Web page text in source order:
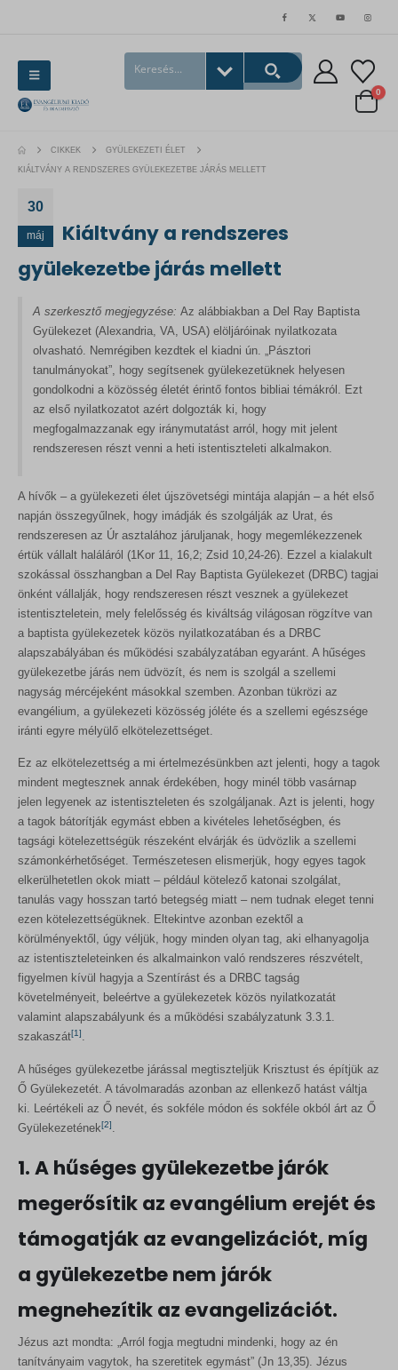
0
CIKKEK GYÜLEKEZETI ÉLET
KIÁLTVÁNY A RENDSZERES GYÜLEKEZETBE JÁRÁS MELLETT
30
máj
Kiáltvány a rendszeres
gyülekezetbe járás mellett
A szerkesztő megjegyzése: Az alábbiakban a Del Ray Baptista
Gyülekezet (Alexandria, VA, USA) elöljáróinak nyilatkozata
olvasható. Nemrégiben kezdtek el kiadni ún. „Pásztori
tanulmányokat”, hogy segítsenek gyülekezetüknek helyesen
gondolkodni a közösség életét érintő fontos bibliai témákról. Ezt
az első nyilatkozatot azért dolgozták ki, hogy
megfogalmazzanak egy iránymutatást arról, hogy mit jelent
rendszeresen részt venni a heti istentiszteleti alkalmakon.
A hívők – a gyülekezeti élet újszövetségi mintája alapján – a hét első
napján összegyűlnek, hogy imádják és szolgálják az Urat, és
rendszeresen az Úr asztalához járuljanak, hogy megemlékezzenek
értük vállalt haláláról (1Kor 11, 16,2; Zsid 10,24-26). Ezzel a kialakult
szokással összhangban a Del Ray Baptista Gyülekezet (DRBC) tagjai
önként vállalják, hogy rendszeresen részt vesznek a gyülekezet
istentiszteletein, mely felelősség és kiváltság világosan rögzítve van
a baptista gyülekezetek közös nyilatkozatában és a DRBC
alapszabályában és működési szabályzatában egyaránt. A hűséges
gyülekezetbe járás nem üdvözít, és nem is szolgál a szellemi
nagyság mércéjeként másokkal szemben. Azonban tükrözi az
evangélium, a gyülekezeti közösség jóléte és a szellemi egészsége
iránti egyre mélyülő elkötelezettséget.
Ez az elkötelezettség a mi értelmezésünkben azt jelenti, hogy a tagok
mindent megtesznek annak érdekében, hogy minél több vasárnap
jelen legyenek az istentiszteleten és szolgáljanak. Azt is jelenti, hogy
a tagok bátorítják egymást ebben a kivételes lehetőségben, és
tagsági kötelezettségük részeként elvárják és üdvözlik a szellemi
számonkérhetőséget. Természetesen elismerjük, hogy egyes tagok
elkerülhetetlen okok miatt – például kötelező katonai szolgálat,
tanulás vagy hosszan tartó betegség miatt – nem tudnak eleget tenni
ezen kötelezettségüknek. Eltekintve azonban ezektől a
körülményektől, úgy véljük, hogy minden olyan tag, aki elhanyagolja
az istentiszteleteinken és alkalmainkon való rendszeres részvételt,
figyelmen kívül hagyja a Szentírást és a DRBC tagság
követelményeit, beleértve a gyülekezetek közös nyilatkozatát
valamint alapszabályunk és a működési szabályzatunk 3.3.1.
szakaszát[1] .
A hűséges gyülekezetbe járással megtiszteljük Krisztust és építjük az
Ő Gyülekezetét. A távolmaradás azonban az ellenkező hatást váltja
ki. Leértékeli az Ő nevét, és sokféle módon és sokféle okból árt az Ő
Gyülekezetének[2]
1. A hűséges gyülekezetbe járók
megerősítik az evangélium erejét és
támogatják az evangelizációt, míg
a gyülekezetbe nem járók
megnehezítik az evangelizációt.
Jézus azt mondta: „Arról fogja megtudni mindenki, hogy az én
tanítványaim vagytok, ha szeretitek egymást” (Jn 13,35). Jézus